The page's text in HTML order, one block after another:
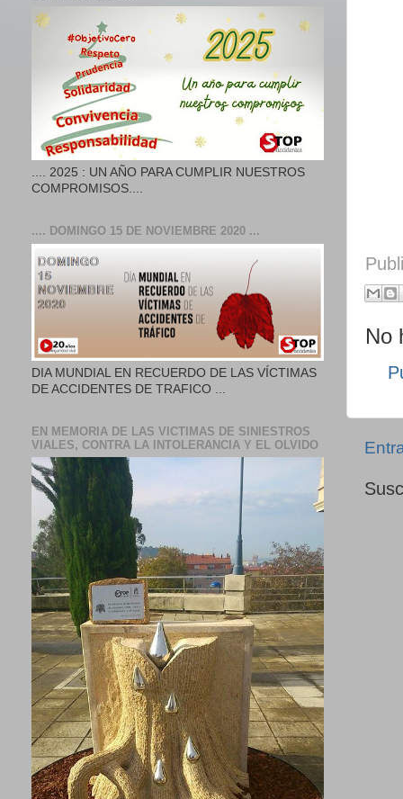
No
.... 2025 : UN AÑO PARA CUMPLIR NUESTROS
COMPROMISOS....
.... DOMINGO 15 DE NOVIEMBRE 2020 ...
DIA MUNDIAL EN RECUERDO DE LAS VÍCTIMAS
DE ACCIDENTES DE TRAFICO ...
EN MEMORIA DE LAS VICTIMAS DE SINIESTROS
VIALES, CONTRA LA INTOLERANCIA Y EL OLVIDO